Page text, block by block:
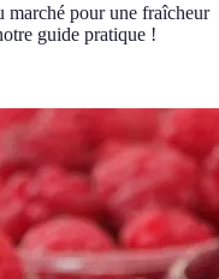
marché pour une fraîcheur
guide pratique !